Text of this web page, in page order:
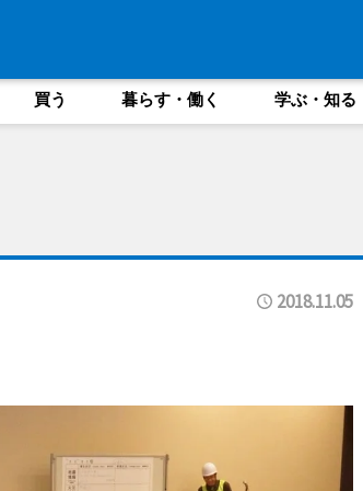
買う 暮らす・働く 学ぶ・知る
2018.11.05